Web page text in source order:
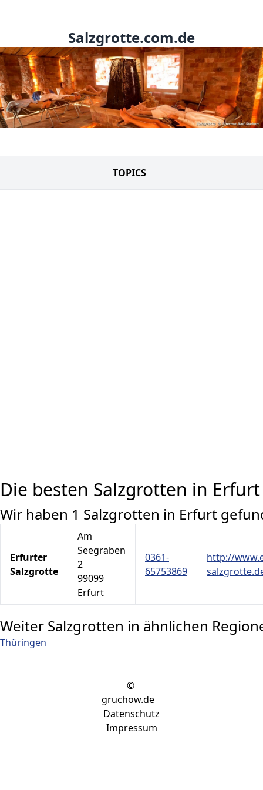
Salzgrotte.com.de
TOPICS
Die besten Salzgrotten in Erfurt
Wir haben 1 Salzgrotten in Erfurt
Erfurter
Salzgrotte
Am
Seegraben
2
99099
Erfurt
0361-
65753869
http://
Weiter Salzgrotten in ähnlichen
Thüringen
©
gruchow.de
Datenschutz
Impressum